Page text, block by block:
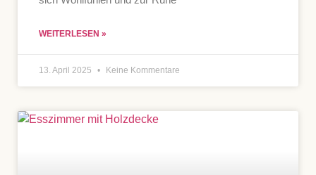
WEITERLESEN »
13. April 2025 Keine Kommentare